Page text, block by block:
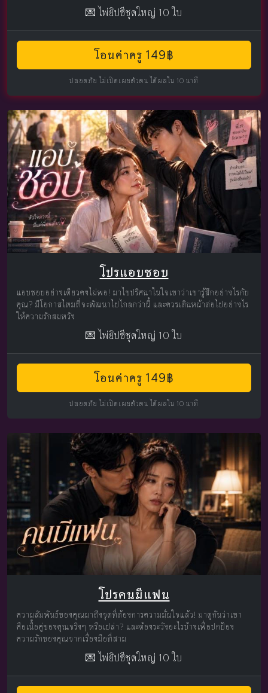
💌 ไพ่ยิปซีชุดใหญ่ 10 ใบ
โอนค่าครู 149฿
ปลอดภัย ไม่เปิดเผยตัวตน ได้ผลใน 10 นาที
โปรแอบชอบ
แอบชอบอย่างเดียวคงไม่พอ! มาไขปริศนาในใจเขาว่าเขารู้สึกอย่างไรกับ
คุณ? มีโอกาสไหมที่จะพัฒนาไปไกลกว่านี้ และควรเดินหน้าต่อไปอย่างไร
ให้ความรักสมหวัง
💌 ไพ่ยิปซีชุดใหญ่ 10 ใบ
โอนค่าครู 149฿
ปลอดภัย ไม่เปิดเผยตัวตน ได้ผลใน 10 นาที
โปรคนมีแฟน
ความสัมพันธ์ของคุณมาถึงจุดที่ต้องการความมั่นใจแล้ว! มาดูกันว่าเขา
คือเนื้อคู่ของคุณจริงๆ หรือเปล่า? และต้องระวังอะไรบ้างเพื่อปกป้อง
ความรักของคุณจากเรื่องมือที่สาม
💌 ไพ่ยิปซีชุดใหญ่ 10 ใบ